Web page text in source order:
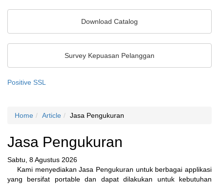
Sensor Warna
Pengukuran 2D/3D
Sensor Ketebalan
Download Catalog
Survey Kepuasan Pelanggan
Positive SSL
Home Article Jasa Pengukuran
Jasa Pengukuran
Sabtu, 8 Agustus 2026
Kami menyediakan Jasa Pengukuran untuk berbagai applikasi
yang bersifat portable dan dapat dilakukan untuk kebutuhan